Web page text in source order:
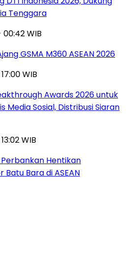
Tenggara
WIB
GSMA M360 ASEAN 2026
WIB
Awards 2026 untuk
Media Sosial, Distribusi Siaran
WIB
Hentikan
Bara di ASEAN